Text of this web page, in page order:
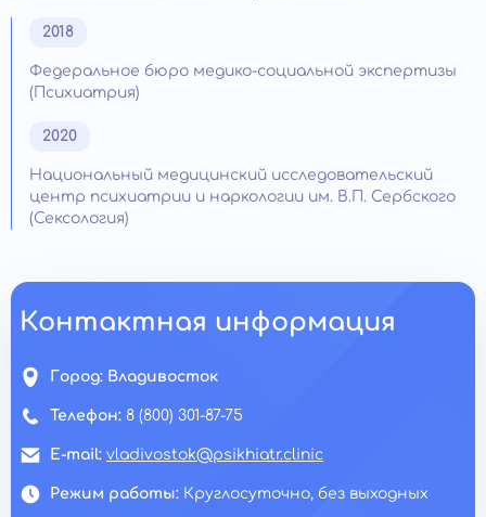
2018
Федеральное бюро медико-социальной экспертизы
(Психиатрия)
2020
Национальный медицинский исследовательский
центр психиатрии и наркологии им. В.П. Сербского
(Сексология)
Контактная информация
Город: Владивосток
Телефон: 8 (800) 301-87-75
E-mail: vladivostok@psikhiatr.clinic
Режим работы: Круглосуточно, без выходных